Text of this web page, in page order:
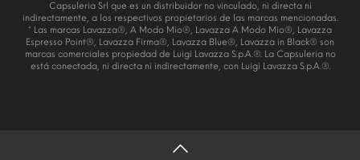
Capsuleria Srl que es un distribuidor no vinculado, ni directa ni
indirectamente, a los respectivos propietarios de las marcas mencionadas.
* Las marcas Lavazza®, A Modo Mio®, Lavazza A Modo Mio®, Lavazza
Espresso Point®, Lavazza Firma®, Lavazza Blue®, Lavazza in Black® son
marcas comerciales propiedad de Luigi Lavazza S.p.A.®. La Capsuleria no
está conectada, ni directa ni indirectamente, con Luigi Lavazza S.p.A.®.